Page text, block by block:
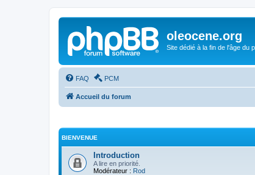
oleocene.org
Site dédié à la fin de l'âge du
FAQ PCM
Accueil du forum
BIENVENUE
Introduction
A lire en priorité.
Modérateur : Rod